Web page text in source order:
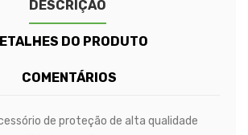
DESCRIÇÃO
DO PRODUTO
COMENTÁRIOS
de proteção de alta qualidade